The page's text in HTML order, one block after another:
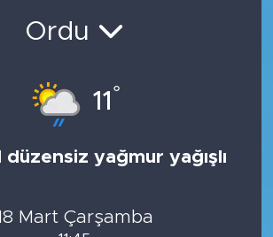
Ordu
11 °
düzensiz yağmur yağışlı
Mart Çarşamba